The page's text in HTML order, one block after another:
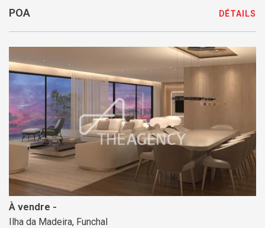
POA DÉTAILS
À vendre -
Ilha da Madeira, Funchal